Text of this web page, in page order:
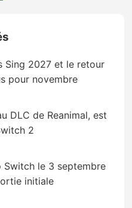
Sing 2027 et le retour
pour novembre
DLC de Reanimal, est
2
Switch le 3 septembre
initiale